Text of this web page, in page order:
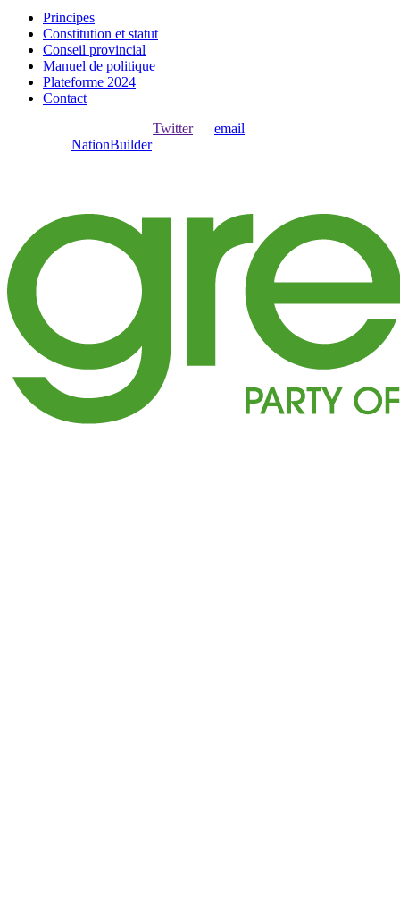
Principes
Constitution et statut
Conseil provincial
Manuel de politique
Plateforme 2024
Contact
Twitterou email
NationBuilder